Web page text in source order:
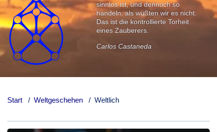
sinnlos ist, und dennoch so
handeln, als wüßten wir es nicht.
Das ist die kontrollierte Torheit
eines Zauberers.
Carlos Castaneda
Start Weltgeschehen Weltlich